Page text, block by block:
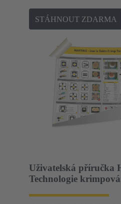
STÁHNOUT ZDARMA
Uživatelská příručka
Technologie